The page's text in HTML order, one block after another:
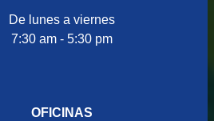
De lunes a viernes
7:30 am - 5:30 pm
OFICINAS